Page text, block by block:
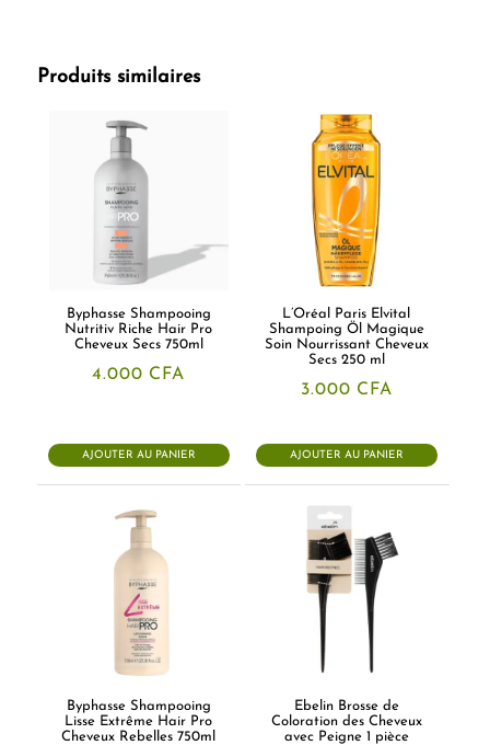
Produits similaires
Byphasse Shampooing
Nutritiv Riche Hair Pro
Cheveux Secs 750ml
4.000 CFA
AJOUTER AU PANIER
L’Oréal Paris Elvital
Shampoing Öl Magique
Soin Nourrissant Cheveux
Secs 250 ml
3.000 CFA
AJOUTER AU PANIER
Byphasse Shampooing
Lisse Extrême Hair Pro
Cheveux Rebelles 750ml
Ebelin Brosse de
Coloration des Cheveux
avec Peigne 1 pièce